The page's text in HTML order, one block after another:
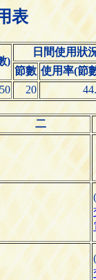
表
)
日間使用狀
節數 使用率(節
50 20
二